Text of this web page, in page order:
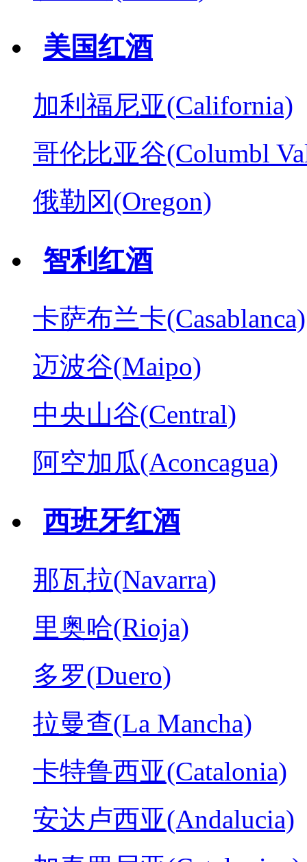
美国红酒
加利福尼亚(California)
哥伦比亚谷(Columbl
俄勒冈(Oregon)
智利红酒
卡萨布兰卡(Casablanca)
迈波谷(Maipo)
中央山谷(Central)
阿空加瓜(Aconcagua)
西班牙红酒
那瓦拉(Navarra)
里奥哈(Rioja)
多罗(Duero)
拉曼查(La Mancha)
卡特鲁西亚(Catalonia)
安达卢西亚(Andalucia)